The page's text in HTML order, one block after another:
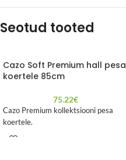
Seotud tooted
Cazo Soft Premium hall pesa
koertele 85cm
75.22€
Cazo Premium kollektsiooni pesa
koertele.